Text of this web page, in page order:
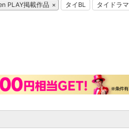
PLAY掲載作品 タイBL タイドラマ